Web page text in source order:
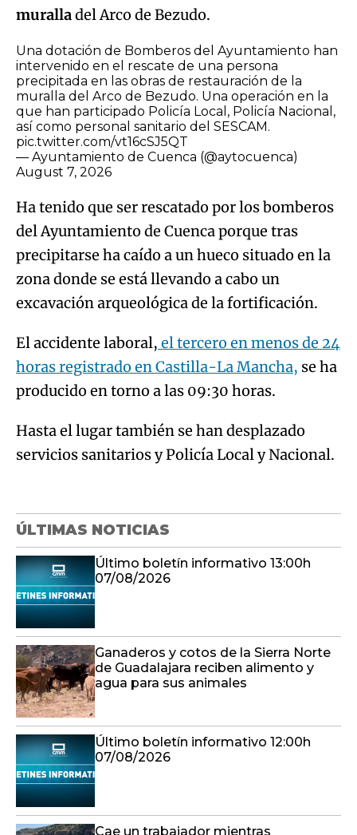
muralladel Arco de Bezudo.
Una dotación de Bomberos del Ayuntamiento han
intervenido en el rescate de una persona
precipitada en las obras de restauración de la
muralla del Arco de Bezudo. Una operación en la
que han participado Policía Local, Policía Nacional,
así como personal sanitario del SESCAM.
pic.twitter.com/vt16cSJ5QT
— Ayuntamiento de Cuenca (@aytocuenca)
August 7, 2026
Ha tenido que ser rescatado por los bomberos
del Ayuntamiento de Cuenca porque tras
precipitarse ha caído a un hueco situado en la
zona donde se está llevando a cabo un
excavación arqueológica de la fortificación.
El accidente laboral, el tercero en menos de 24
horas registrado en Castilla-La Mancha, se ha
producido en torno a las 09:30 horas.
Hasta el lugar también se han desplazado
servicios sanitarios y Policía Local y Nacional.
ÚLTIMAS NOTICIAS
Último boletín informativo 13:00h
07/08/2026
Ganaderos y cotos de la Sierra Norte
de Guadalajara reciben alimento y
agua para sus animales
Último boletín informativo 12:00h
07/08/2026
Cae un trabajador mientras